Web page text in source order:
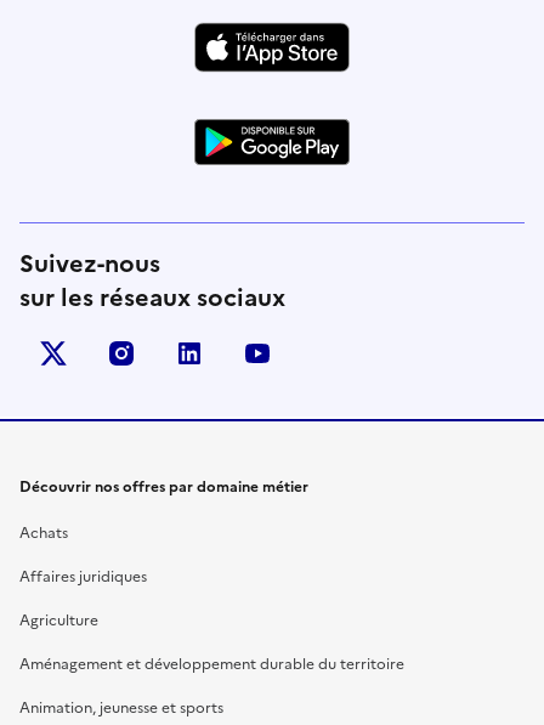
Suivez-nous
sur les réseaux sociaux
X (anciennement Twitter)
instagramlinkedin
Découvrir nos offres par domaine métier
Achats
Affaires juridiques
Agriculture
Aménagement et développement durable du territoire
Animation, jeunesse et sports